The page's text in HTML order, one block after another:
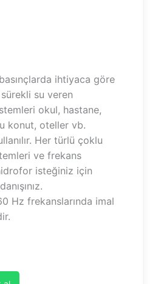
ihtiyaca göre
su veren
okul, hastane,
konut, oteller vb.
Her türlü çoklu
ve frekans
isteğiniz için
Hz frekanslarında imal